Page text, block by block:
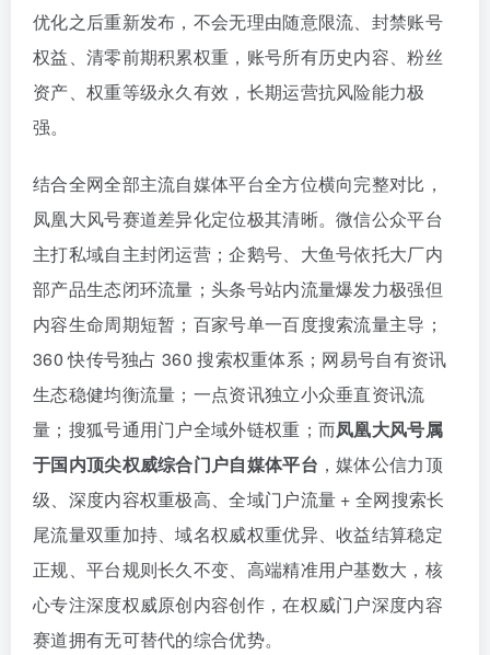
优化之后重新发布，不会无理由随意限流、封禁账号
权益、清零前期积累权重，账号所有历史内容、粉丝
资产、权重等级永久有效，长期运营抗风险能力极
强。
结合全网全部主流自媒体平台全方位横向完整对比，
凤凰大风号赛道差异化定位极其清晰。微信公众平台
主打私域自主封闭运营；企鹅号、大鱼号依托大厂内
部产品生态闭环流量；头条号站内流量爆发力极强但
内容生命周期短暂；百家号单一百度搜索流量主导；
360 快传号独占 360 搜索权重体系；网易号自有资讯
生态稳健均衡流量；一点资讯独立小众垂直资讯流
量；搜狐号通用门户全域外链权重；而凤凰大风号属
于国内顶尖权威综合门户自媒体平台 ，媒体公信力顶
级、深度内容权重极高、全域门户流量 + 全网搜索长
尾流量双重加持、域名权威权重优异、收益结算稳定
正规、平台规则长久不变、高端精准用户基数大，核
心专注深度权威原创内容创作，在权威门户深度内容
赛道拥有无可替代的综合优势。